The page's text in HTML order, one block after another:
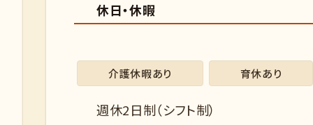
休日・休暇
介護休暇あり 育休あり
週休2日制（シフト制）